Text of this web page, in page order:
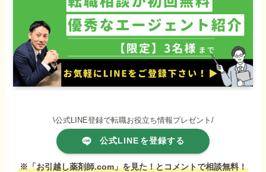
\公式LINE登録で転職お役立ち情報プレゼント/
公式LINE を登録する
※「お引越し薬剤師.com」を見た！とコメントで相談無料！